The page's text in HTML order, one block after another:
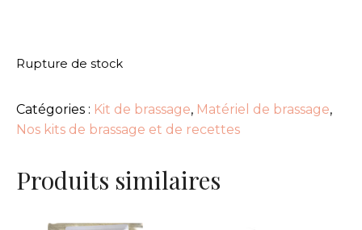
Rupture de stock
Catégories : Kit de brassage, Matériel de brassage,
Nos kits de brassage et de recettes
Produits similaires